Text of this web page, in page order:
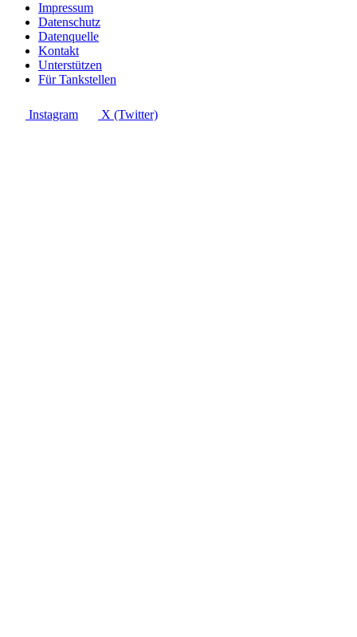
Impressum
Datenschutz
Datenquelle
Kontakt
Unterstützen
Für Tankstellen
Instagram X (Twitter)